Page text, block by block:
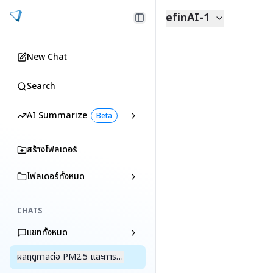
New Chat
Search
AI Summarize Beta
สร้างโฟลเดอร์
โฟลเดอร์ทั้งหมด
CHATS
แชททั้งหมด
ผลฤดูกาลต่อ PM2.5 และการขนส่ง
efinAI-1